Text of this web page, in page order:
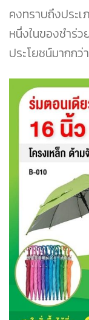
คงทราบถึงประ
หนึ่งในของชำร่
ประโยชน์มากก